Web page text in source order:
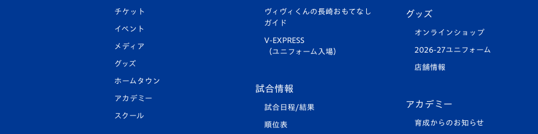
チケット
イベント
メディア
グッズ
ホームタウン
アカデミー
スクール
ヴィヴィくんの長崎おもてなし
ガイド
V-EXPRESS
（ユニフォーム入場）
試合情報
試合日程/結果
順位表
グッズ
オンラインショップ
2026-27ユニフォーム
店舗情報
アカデミー
育成からのお知らせ